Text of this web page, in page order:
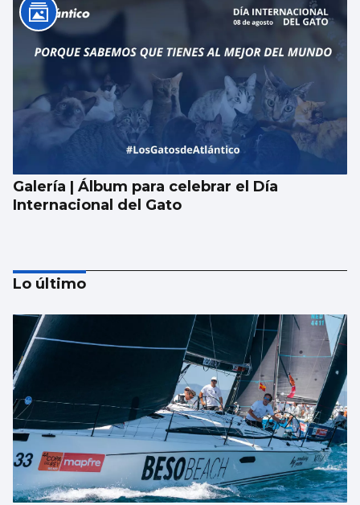
Galería | Álbum para celebrar el Día
Internacional del Gato
La UE lanza una campaña de ahorro
energético doméstico
Lo último